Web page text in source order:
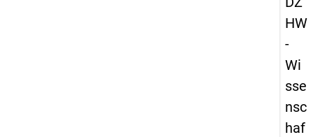
HW
-
Wi
sse
nsc
haf